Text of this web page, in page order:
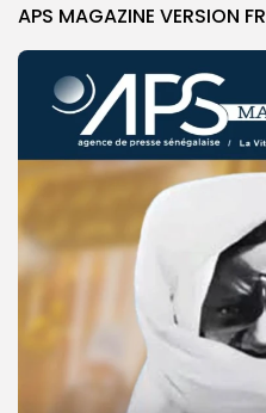
APS MAGAZINE VERSION FR